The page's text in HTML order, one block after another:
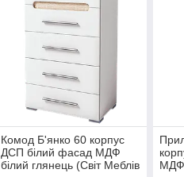
Комод Б'янко 60 корпус
ДСП білий фасад МДФ
білий глянець (Світ Меблів
МДФ